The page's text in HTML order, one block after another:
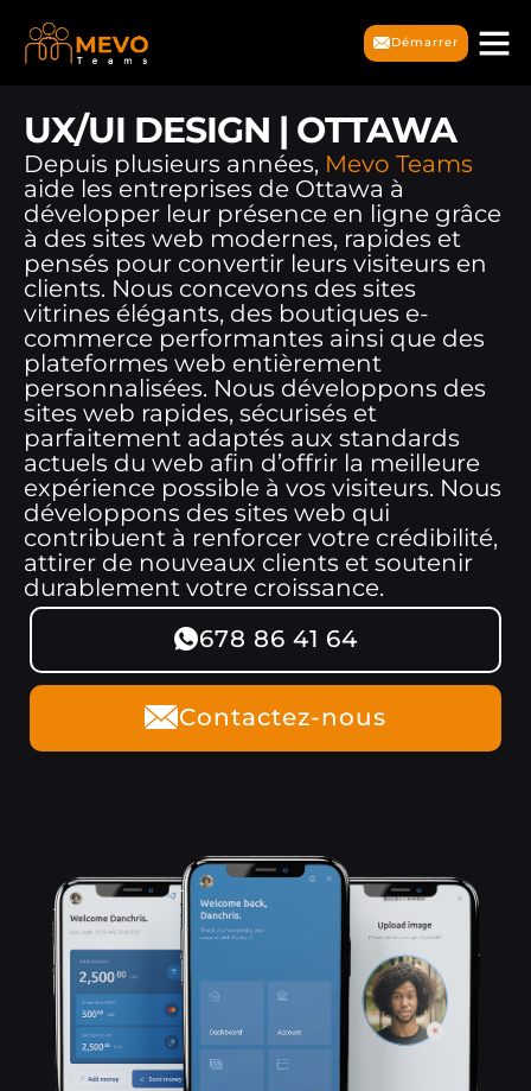
Démarrer
UX/UI DESIGN | OTTAWA
Depuis plusieurs années, Mevo Teams
aide les entreprises de Ottawa à
développer leur présence en ligne grâce
à des sites web modernes, rapides et
pensés pour convertir leurs visiteurs en
clients. Nous concevons des sites
vitrines élégants, des boutiques e-
commerce performantes ainsi que des
plateformes web entièrement
personnalisées. Nous développons des
sites web rapides, sécurisés et
parfaitement adaptés aux standards
actuels du web afin d’offrir la meilleure
expérience possible à vos visiteurs. Nous
développons des sites web qui
contribuent à renforcer votre crédibilité,
attirer de nouveaux clients et soutenir
durablement votre croissance.
678 86 41 64
Contactez-nous